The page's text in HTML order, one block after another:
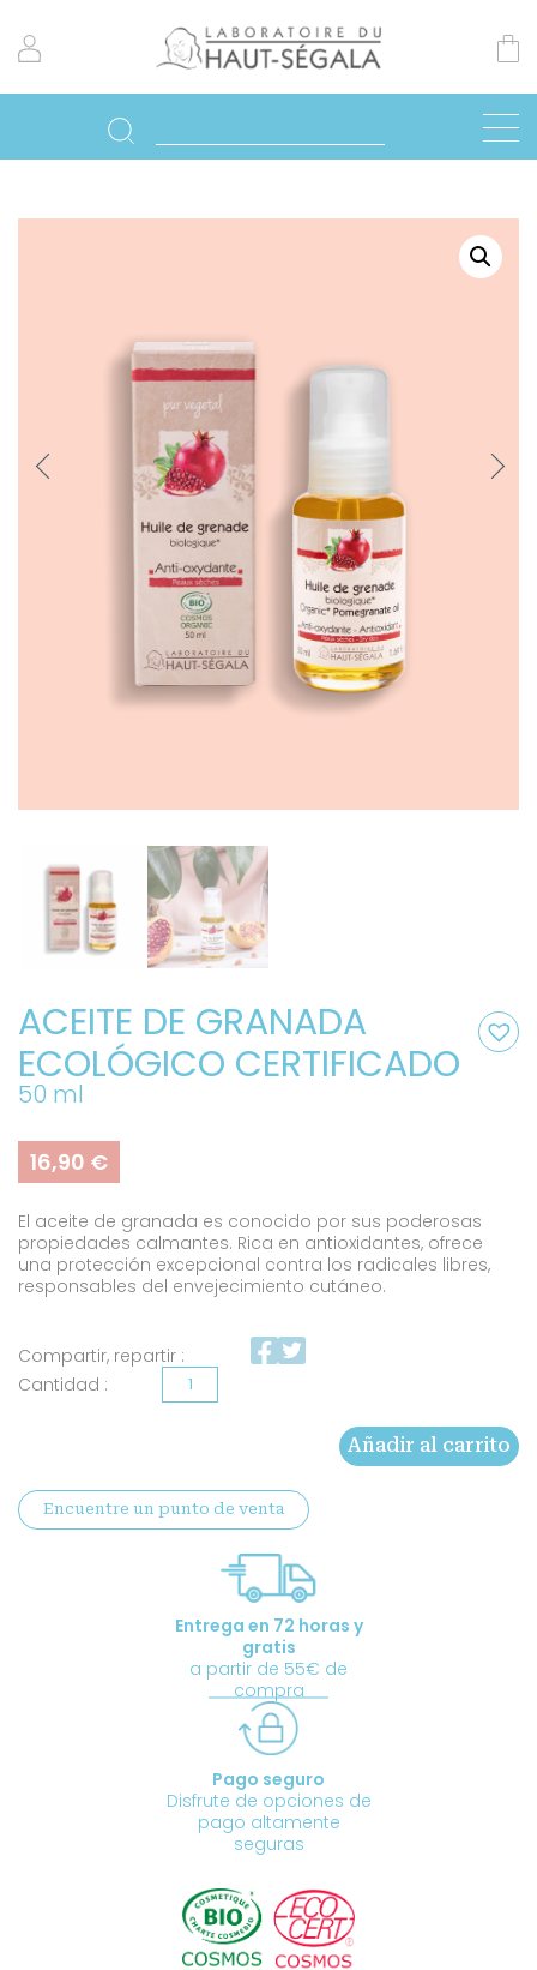
Previo
Next
ACEITE DE GRANADA
ECOLÓGICO CERTIFICADO
50 ml
16,90 €
El aceite de granada es conocido por sus poderosas
propiedades calmantes. Rica en antioxidantes, ofrece
una protección excepcional contra los radicales libres,
responsables del envejecimiento cutáneo.
Compartir, repartir :
Aceite
ecológico
certificado
Añadir al carrito
Encuentre un punto de venta
Entrega en 72 horas y
gratis
a partir de 55€ de
compra
Pago seguro
Disfrute de opciones de
pago altamente
seguras